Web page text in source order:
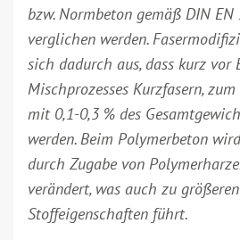
bzw. Normbeton gemäß DIN
verglichen werden.
sich dadurch aus, dass kurz vor
Mischprozesses Kurzfasern,
mit 0,1-0,3 % des
werden. Beim Polymerbeton
durch Zugabe von
verändert, was auch zu
Stoffeigenschaften führt.